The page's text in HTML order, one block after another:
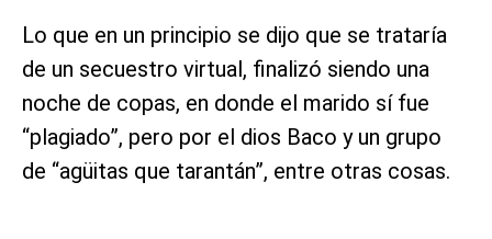
Lo que en un principio se dijo que se trataría
de un secuestro virtual, finalizó siendo una
noche de copas, en donde el marido sí fue
“plagiado”, pero por el dios Baco y un grupo
de “agüitas que tarantán”, entre otras cosas.